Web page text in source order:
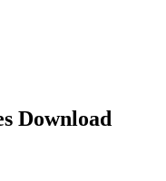
Download